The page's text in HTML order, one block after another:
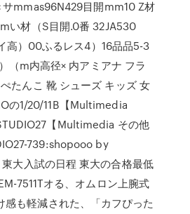
mmas96N429目開mm10 Z材
い材（S目開.0番 32JA530
高）00ふるレス4）16品品5-3
（m内高径× 内アミアナ フラ
たんこ 靴 シューズ キッズ 女
の1/20/11B【Multimedia
【Multimedia その他
739:shopooo by
大入試の日程 東大の合格最低
7511Tオる、オムロン上腕式
感も軽減された、「カフぴった